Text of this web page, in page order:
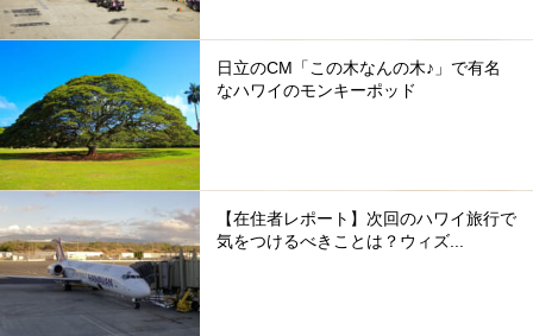
日立のCM「この木なんの木♪」で有名
なハワイのモンキーポッド
【在住者レポート】次回のハワイ旅行で
気をつけるべきことは？ウィズ...